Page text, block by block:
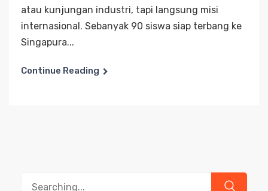
atau kunjungan industri, tapi langsung misi
internasional. Sebanyak 90 siswa siap terbang ke
Singapura...
Continue Reading